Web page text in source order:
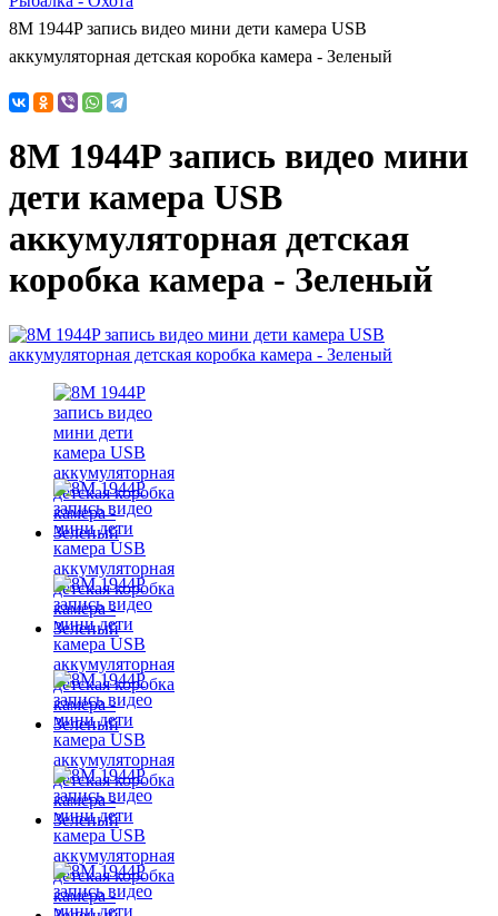
8M 1944P запись видео мини дети камера USB
аккумуляторная детская коробка камера - Зеленый
8M 1944P запись видео мини
дети камера USB
аккумуляторная детская
коробка камера - Зеленый